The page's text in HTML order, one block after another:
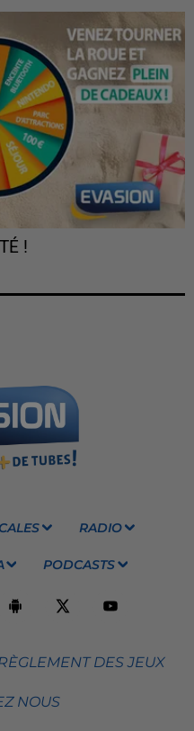
!
RADIO
PODCASTS
DES JEUX
NOUS